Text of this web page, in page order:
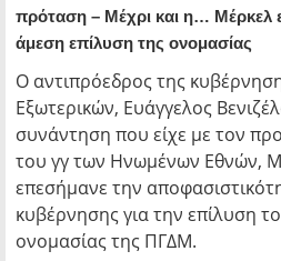
πρόταση – Μέχρι και η… Μέρκελ
άμεση επίλυση της ονομασίας
Ο αντιπρόεδρος της
Εξωτερικών, Ευάγγελος
συνάντηση που είχε με τον
του γγ των Ηνωμένων Εθνών,
επεσήμανε την
κυβέρνησης για την επίλυση
ονομασίας της ΠΓΔΜ.